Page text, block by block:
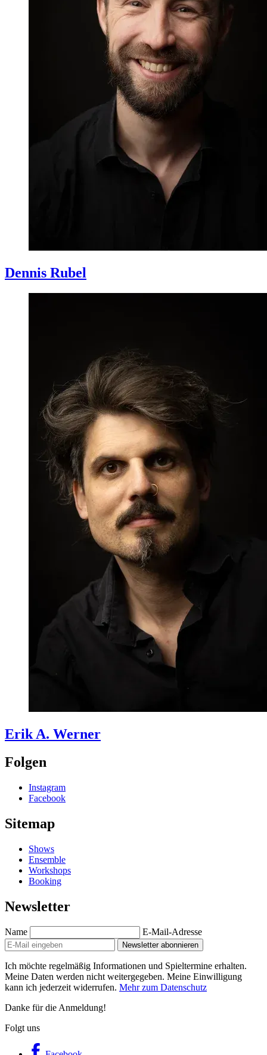
Dennis Rubel
Erik A. Werner
Folgen
Instagram
Facebook
Sitemap
Shows
Ensemble
Workshops
Booking
Newsletter
Name E-Mail-Adresse
Newsletter abonnieren
Ich möchte regelmäßig Informationen und Spieltermine erhalten.
Meine Daten werden nicht weitergegeben. Meine Einwilligung
kann ich jederzeit widerrufen. Mehr zum Datenschutz
Danke für die Anmeldung!
Folgt uns